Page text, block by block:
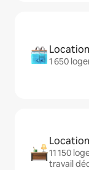
1 650
11 150
travail